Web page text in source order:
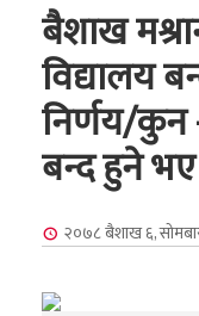
बैशाख
विद्यालय
निर्णय/
बन्द हुने
२०७८ बैशाख ६,